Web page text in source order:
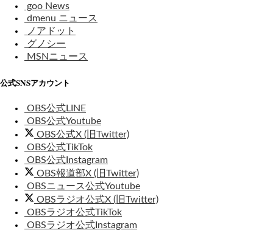
goo News
dmenu ニュース
ノアドット
グノシー
MSNニュース
公式SNSアカウント
OBS公式LINE
OBS公式Youtube
OBS公式X (旧Twitter)
OBS公式TikTok
OBS公式Instagram
OBS報道部X (旧Twitter)
OBSニュース公式Youtube
OBSラジオ公式X (旧Twitter)
OBSラジオ公式TikTok
OBSラジオ公式Instagram